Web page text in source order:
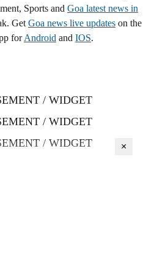
Sports and Goa latest news in
Get Goa news live updates on the
forAndroid and IOS.
/ WIDGET
/ WIDGET
/ WIDGET
×